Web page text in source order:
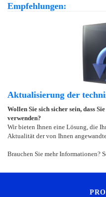
Empfehlungen:
Aktualisierung der
Wollen Sie sich sicher sein, dass
verwenden?
Wir bieten Ihnen eine Lösung, die
Aktualität der von Ihnen
Brauchen Sie mehr Informationen?